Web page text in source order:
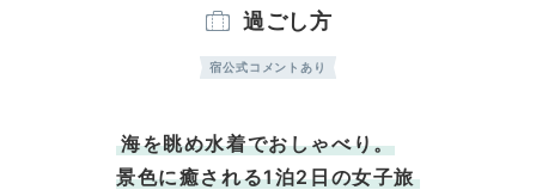
過ごし方
宿公式コメントあり
海を眺め水着でおしゃべり。
景色に癒される1泊2日の女子旅